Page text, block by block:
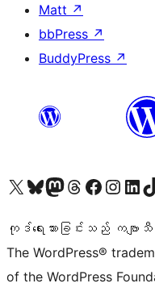
Matt ↗
bbPress ↗
BuddyPress ↗
ကျွန်ုပ်တို့၏ X (ယခင် Twitter) အကောင့်သို့ သွားရောက်ကြည့်ရှုပါကျွန်ုပ်တို့၏ Bluesky အကောင့်သို့ ဝင်ရောက်ကြည့်ရှုရန်
ကျွန်ုပ်တို့၏ Mastodon အကောင့်သို့ သွားရောက်ကြည့်ရှုပါကျွန်ုပ်တို့၏ Threads အကောင့်သို့ ဝင်ရောက်ကြည့်ရှုရန်
ကျွန်ုပ်တို့၏ Facebook စာမျက်နှာသို့ သွားရောက်ကြည့်ရှုပါကျွန်ုပ်တို့၏ Instagram အကောင့်သို့ သွားရောက်ကြည့်ရှုပါ ကျွန်ုပ်တို့၏ LinkedIn အကောင့်သို့ သွားရောက်ကြည့်ရှုပါကျွန်ုပ်တို့၏
ကုဒ်ရေးသားခြင်းသည် ကဗျ
The WordPress®
of the WordPress